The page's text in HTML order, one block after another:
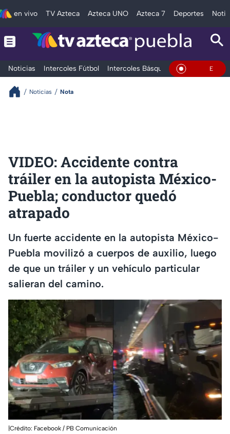
en vivo TV Azteca Azteca UNO Azteca 7 Deportes
Noticias Intercoles Fútbol Intercoles Básquetbol Deportes
En Vivo
Noticias Nota
VIDEO: Accidente contra
tráiler en la autopista México-
Puebla; conductor quedó
atrapado
Un fuerte accidente en la autopista México-
Puebla movilizó a cuerpos de auxilio, luego
de que un tráiler y un vehículo particular
salieran del camino.
|Crédito: Facebook / PB Comunicación